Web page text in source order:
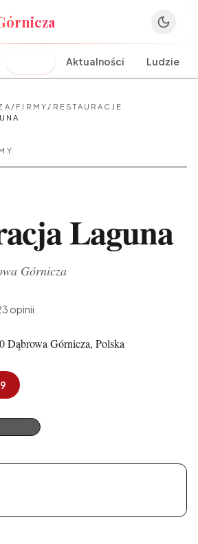
Aktualności Ludzie
/ FIRMY / RESTAURACJE
Laguna
Górnicza
opinii
Dąbrowa Górnicza, Polska